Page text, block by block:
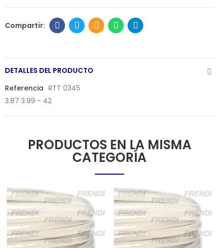
DETALLES DEL PRODUCTO
Referencia RTT 0345
3.87 3.99 - 42
PRODUCTOS EN LA MISMA
CATEGORÍA